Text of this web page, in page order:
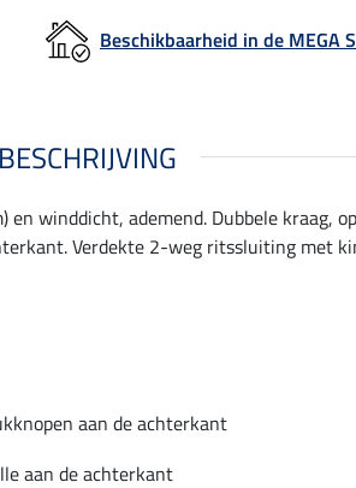
Beschikbaarheid in de MEGA
winddicht, ademend. Dubbele kraag,
Verdekte 2-weg ritssluiting met
aan de achterkant
aan de achterkant